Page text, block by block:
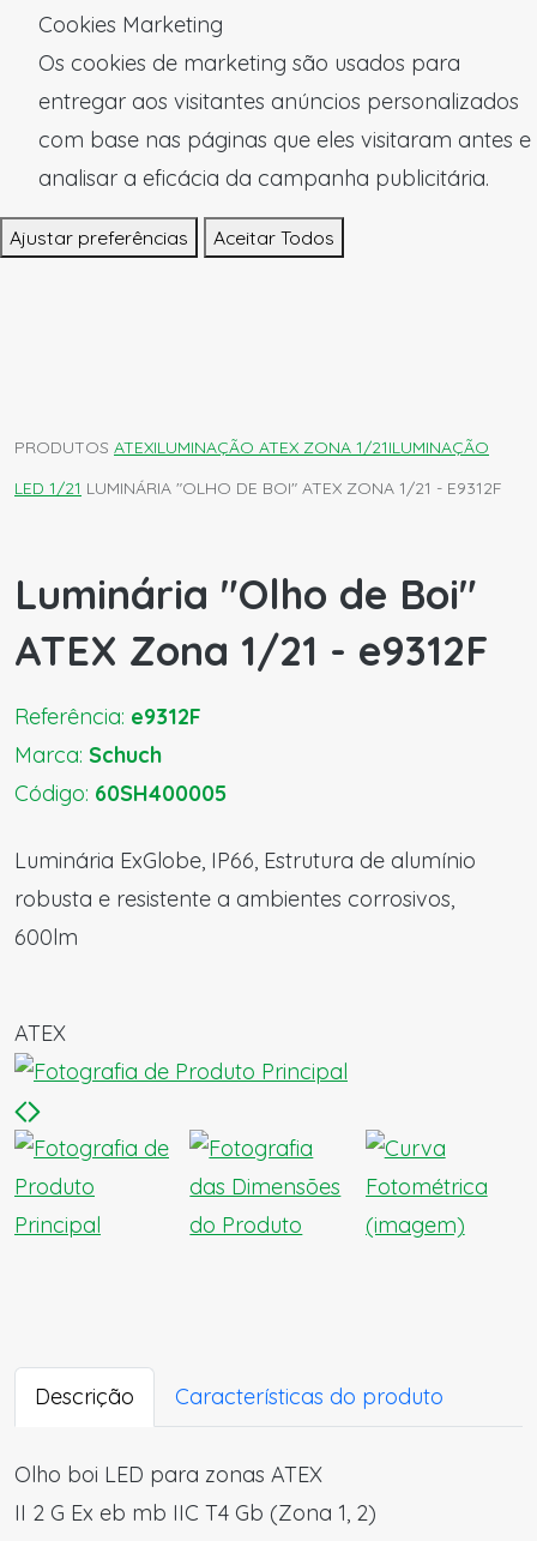
Cookies Marketing
Os cookies de marketing são usados para
entregar aos visitantes anúncios personalizados
com base nas páginas que eles visitaram antes e
analisar a eficácia da campanha publicitária.
Ajustar preferências Aceitar Todos
PRODUTOS ATEXILUMINAÇÃO ATEX ZONA 1/21ILUMINAÇÃO
LED 1/21 LUMINÁRIA "OLHO DE BOI" ATEX ZONA 1/21 - E9312F
Luminária "Olho de Boi"
ATEX Zona 1/21 - e9312F
Referência: e9312F
Marca: Schuch
Código: 60SH400005
Luminária ExGlobe, IP66, Estrutura de alumínio
robusta e resistente a ambientes corrosivos,
600lm
ATEX
Descrição Características do produto
Olho boi LED para zonas ATEX
II 2 G Ex eb mb IIC T4 Gb (Zona 1, 2)